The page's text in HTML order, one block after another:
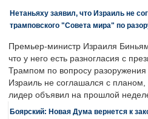
Нетаньяху заявил, что Израиль не
трамповского "Совета мира" по
Премьер-министр Израиля
что у него есть разногласия с
Трампом по вопросу
Израиль не соглашался с
лидер объявил на прошлой
Боярский: Новая Дума вернется к